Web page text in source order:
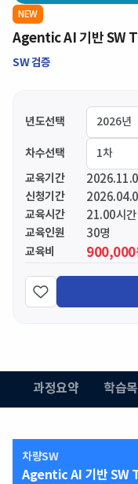
NEW
Agentic AI 기반 SW
SW 검증
년도선택
차수선택
교육기간
신청기간
교육시간 21.00시간
교육인원 30명
교육비 900,000
과정요약 학습
차량SW
Agentic AI 기반 SW